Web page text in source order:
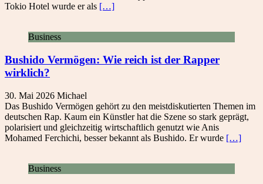
Tokio Hotel wurde er als […]
Business
Bushido Vermögen: Wie reich ist der Rapper
wirklich?
30. Mai 2026 Michael
Das Bushido Vermögen gehört zu den meistdiskutierten Themen im
deutschen Rap. Kaum ein Künstler hat die Szene so stark geprägt,
polarisiert und gleichzeitig wirtschaftlich genutzt wie Anis
Mohamed Ferchichi, besser bekannt als Bushido. Er wurde […]
Business